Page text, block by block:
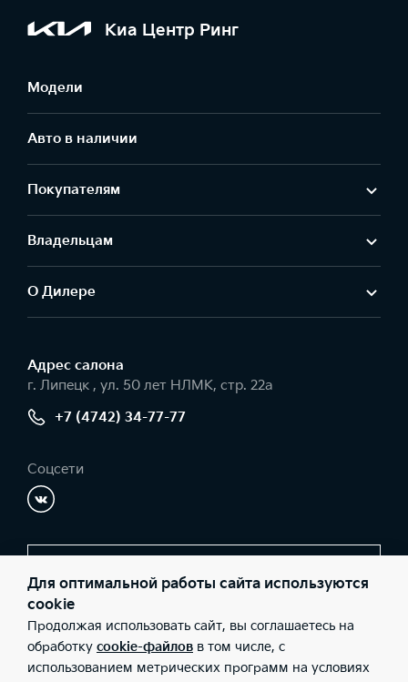
Киа Центр Ринг
Модели
Авто в наличии
Покупателям
Владельцам
О Дилере
Адрес салонa
г. Липецк , ул. 50 лет НЛМК, стр. 22а
+7 (4742) 34-77-77
Соцсети
© 2026 Юридические лица ООО «Ринг С» (Фактический адрес: г.
Липецк , ул. 50 лет НЛМК, стр. 22а; Телефон: +7 (4742) 34-77-77;
ИНН: 3661056907; ОГРН: 1123668029473), ООО «Киа Россия и
Для оптимальной работы сайта используются
cookie
Продолжая использовать сайт, вы соглашаетесь на
обработку cookie-файлов в том числе, с
использованием метрических программ на условиях